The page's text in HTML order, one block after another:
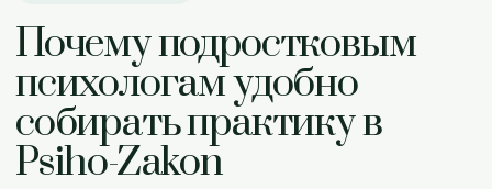
Почему подростковым
психологам удобно
собирать практику в
Psiho-Zakon